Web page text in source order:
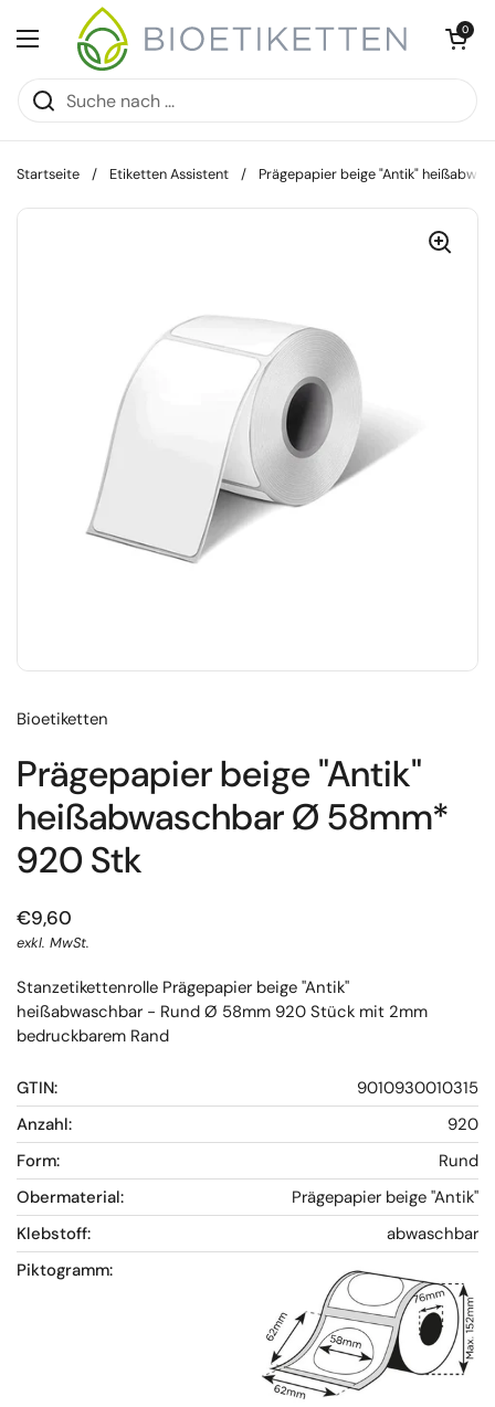
Zum Inhalt springen
Menü öffnen
Warenkorb
0
Startseite / Etiketten Assistent / Prägepapier beige "Antik"
Bioetiketten
Prägepapier beige "Antik"
heißabwaschbar Ø 58mm*
920 Stk
€9,60
exkl. MwSt.
Stanzetikettenrolle Prägepapier beige "Antik"
heißabwaschbar - Rund Ø 58mm 920 Stück mit 2mm
bedruckbarem Rand
GTIN:
9010930010315
Anzahl:
920
Form:
Rund
Obermaterial:
Prägepapier beige "Antik"
Klebstoff:
abwaschbar
Piktogramm: